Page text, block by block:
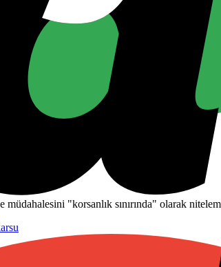
"korsanlık sınırında" olarak